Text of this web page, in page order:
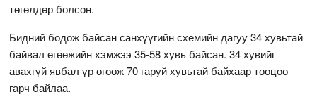
төгөлдөр болсон.
Бидний бодож байсан санхүүгийн схемийн дагуу 34 хувьтай
байвал өгөөжийн хэмжээ 35-58 хувь байсан. 34 хувийг
авахгүй явбал үр өгөөж 70 гаруй хувьтай байхаар тооцоо
гарч байлаа.